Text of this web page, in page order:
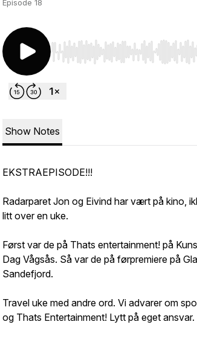
Episode 18
Use Left/Right to seek, Home/
Show Notes
EKSTRAEPISODE!!!
Radarparet Jon og Eivind har vært på kino,
litt over en uke.
Først var de på Thats entertainment! på
Dag Vågsås. Så var de på førpremiere på
Sandefjord.
Travel uke med andre ord. Vi advarer om
og Thats Entertainment! Lytt på eget ansvar.